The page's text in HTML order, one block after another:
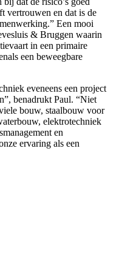
vertrouwen en dat is de
Een mooi
& Bruggen waarin
in een primaire
een beweegbare
eveneens een project
benadrukt Paul. “Niet
bouw, staalbouw voor
elektrotechniek
en
ervaring als een